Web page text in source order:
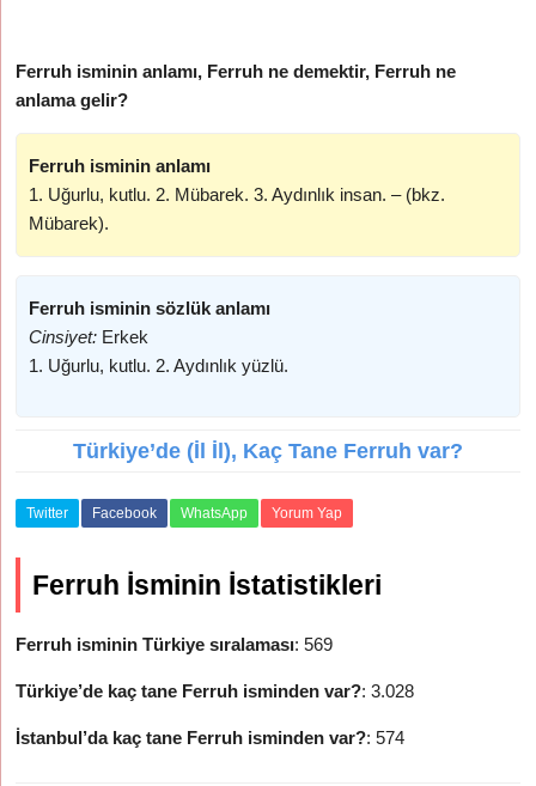
Ferruh isminin anlamı, Ferruh ne demektir, Ferruh ne
anlama gelir?
Ferruh isminin anlamı
1. Uğurlu, kutlu. 2. Mübarek. 3. Aydınlık insan. – (bkz.
Mübarek).
Ferruh isminin sözlük anlamı
Cinsiyet: Erkek
1. Uğurlu, kutlu. 2. Aydınlık yüzlü.
Türkiye’de (İl İl), Kaç Tane Ferruh var?
Twitter Facebook WhatsApp Yorum Yap
Ferruh İsminin İstatistikleri
Ferruh isminin Türkiye sıralaması: 569
Türkiye’de kaç tane Ferruh isminden var?: 3.028
İstanbul’da kaç tane Ferruh isminden var?: 574